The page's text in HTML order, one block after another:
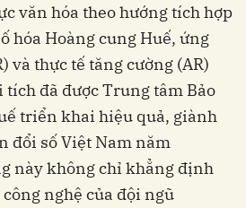
văn hóa theo hướng tích hợp
hóa Hoàng cung Huế, ứng
và thực tế tăng cường (AR)
đã được Trung tâm Bảo
triển khai hiệu quả, giành
đổi số Việt Nam năm
này không chỉ khẳng định
nghệ của đội ngũ